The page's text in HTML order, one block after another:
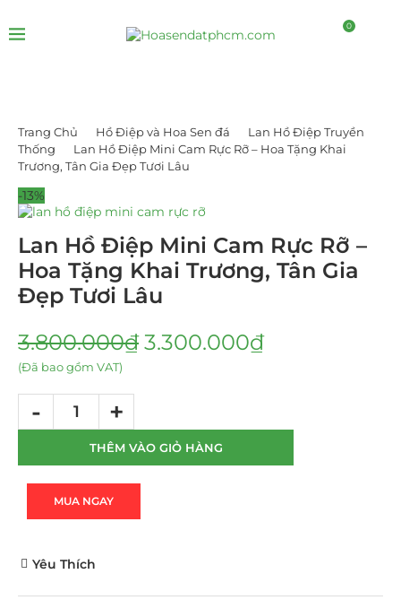
0
Trang Chủ Hồ Điệp và Hoa Sen đá
Lan Hồ Điệp Truyền
Thống
Lan Hồ Điệp Mini Cam Rực Rỡ – Hoa Tặng Khai
Trương, Tân Gia Đẹp Tươi Lâu
-13%
Lan Hồ Điệp Mini Cam Rực Rỡ –
Hoa Tặng Khai Trương, Tân Gia
Đẹp Tươi Lâu
3.800.000₫ 3.300.000₫
(Đã bao gồm VAT)
THÊM VÀO GIỎ HÀNG
MUA NGAY
Yêu Thích